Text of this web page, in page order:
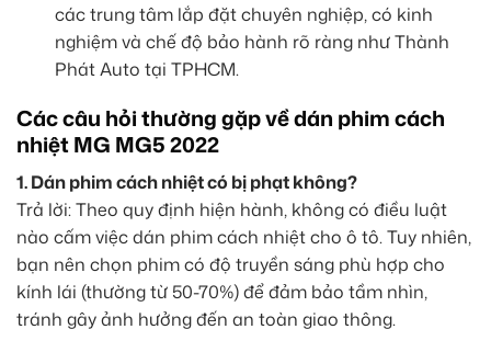
các trung tâm lắp đặt chuyên nghiệp, có kinh
nghiệm và chế độ bảo hành rõ ràng như Thành
Phát Auto tại TPHCM.
Các câu hỏi thường gặp về dán phim cách
nhiệt MG MG5 2022
1. Dán phim cách nhiệt có bị phạt không?
Trả lời: Theo quy định hiện hành, không có điều luật
nào cấm việc dán phim cách nhiệt cho ô tô. Tuy nhiên,
bạn nên chọn phim có độ truyền sáng phù hợp cho
kính lái (thường từ 50-70%) để đảm bảo tầm nhìn,
tránh gây ảnh hưởng đến an toàn giao thông.